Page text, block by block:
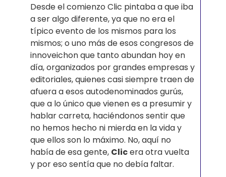
Desde el comienzo Clic pintaba a que iba
a ser algo diferente, ya que no era el
típico evento de los mismos para los
mismos; o uno más de esos congresos de
innoveichon que tanto abundan hoy en
día, organizados por grandes empresas y
editoriales, quienes casi siempre traen de
afuera a esos autodenominados gurús,
que a lo único que vienen es a presumir y
hablar carreta, haciéndonos sentir que
no hemos hecho ni mierda en la vida y
que ellos son lo máximo. No, aquí no
había de esa gente, Clicera otra vuelta
y por eso sentía que no debía faltar.